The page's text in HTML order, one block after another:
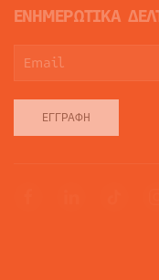
ΕΝΗΜΕΡΩΤΙΚΑ
ΕΓΓΡΑΦΉ